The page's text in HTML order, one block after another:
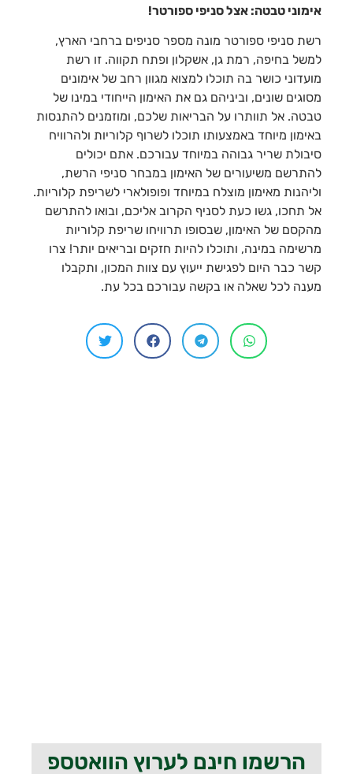
אימוני טבטה: אצל סניפי ספורטר!
רשת סניפי ספורטר מונה מספר סניפים ברחבי הארץ,
למשל בחיפה, רמת גן, אשקלון ופתח תקווה. זו רשת
מועדוני כושר בה תוכלו למצוא מגוון רחב של אימונים
מסוגים שונים, וביניהם גם את האימון הייחודי במינו של
טבטה. אל תוותרו על הבריאות שלכם, ומוזמנים להתנסות
באימון מיוחד באמצעותו תוכלו לשרוף קלוריות ולהרוויח
סיבולת שריר גבוהה במיוחד עבורכם. אתם יכולים
להתרשם משיעורים של האימון במבחר סניפי הרשת,
וליהנות מאימון מוצלח במיוחד ופופולארי לשריפת קלוריות.
אל תחכו, גשו כעת לסניף הקרוב אליכם, ובואו להתרשם
מהקסם של האימון, שבסופו תרוויחו שריפת קלוריות
מרשימה במינה, ותוכלו להיות חזקים ובריאים יותר! צרו
קשר כבר היום לפגישת ייעוץ עם צוות המכון, ותקבלו
מענה לכל שאלה או בקשה עבורכם בכל עת.
הרשמו חינם לערוץ הוואטספ